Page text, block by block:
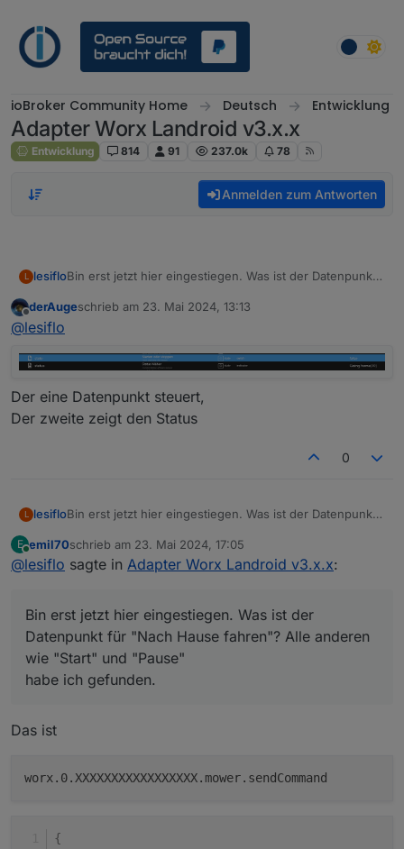
ioBroker Community Home Deutsch Entwicklung
Adapter Worx Landroid v3.x.x
Entwicklung 814 91 237.0k 78
Anmelden zum Antworten
L lesifloBin erst jetzt hier eingestiegen. Was ist der Datenpunkt
"Pause"
Offline
derAugeschrieb am 23. Mai 2024, 13:13
zuletzt editiert von
@lesiflo
Der eine Datenpunkt steuert,
Der zweite zeigt den Status
0
L lesifloBin erst jetzt hier eingestiegen. Was ist der Datenpunkt
"Pause"
habe ich gefunden.
E
Online
emil70schrieb am 23. Mai 2024, 17:05
zuletzt editiert von
@lesiflo sagte in Adapter Worx Landroid v3.x.x:
Bin erst jetzt hier eingestiegen. Was ist der
Datenpunkt für "Nach Hause fahren"? Alle anderen
wie "Start" und "Pause"
habe ich gefunden.
Das ist
{